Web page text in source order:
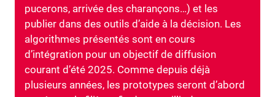
pucerons, arrivée des charançons…) et les
publier dans des outils d’aide à la décision. Les
algorithmes présentés sont en cours
d’intégration pour un objectif de diffusion
courant d’été 2025. Comme depuis déjà
plusieurs années, les prototypes seront d’abord